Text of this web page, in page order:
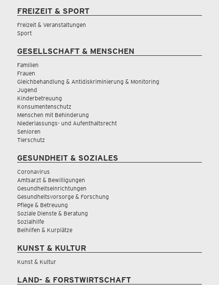
FREIZEIT & SPORT
Freizeit & Veranstaltungen
Sport
GESELLSCHAFT & MENSCHEN
Familien
Frauen
Gleichbehandlung & Antidiskriminierung & Monitoring
Jugend
Kinderbetreuung
Konsumentenschutz
Menschen mit Behinderung
Niederlassungs- und Aufenthaltsrecht
Senioren
Tierschutz
GESUNDHEIT & SOZIALES
Coronavirus
Amtsarzt & Bewilligungen
Gesundheitseinrichtungen
Gesundheitsvorsorge & Forschung
Pflege & Betreuung
Soziale Dienste & Beratung
Sozialhilfe
Beihilfen & Kurplätze
KUNST & KULTUR
Kunst & Kultur
LAND- & FORSTWIRTSCHAFT